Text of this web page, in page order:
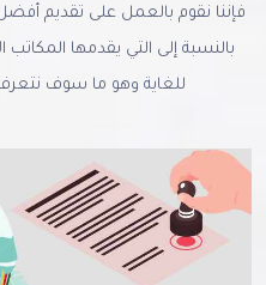
فإننا نقوم بالعمل على تقديم
بالنسبة إلى التي يقدمها المكاتب
للغاية وهو ما سوف